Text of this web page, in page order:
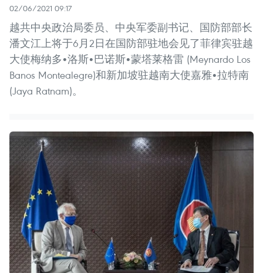
02/06/2021 09:17
越共中央政治局委员、中央军委副书记、国防部部长
潘文江上将于6月2日在国防部驻地会见了菲律宾驻越
大使梅纳多•洛斯•巴诺斯•蒙塔莱格雷 (Meynardo Los
Banos Montealegre)和新加坡驻越南大使嘉雅•拉特南
(Jaya Ratnam)。